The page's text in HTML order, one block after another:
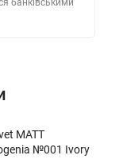
банківськими
MATT
№001 Ivory